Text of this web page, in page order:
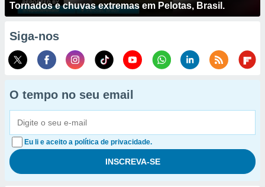
Tornados e chuvas extremas em Pelotas, Brasil.
Siga-nos
O tempo no seu email
Eu li e aceito a política de privacidade.